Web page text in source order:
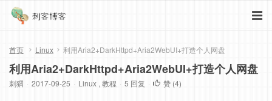
首页 Linux 利用Aria2+DarkHttpd+Aria2WebUI+打造个人网盘
利用Aria2+DarkHttpd+Aria2WebUI+打造个人网盘
刺猬 · 2017-09-25 · Linux , 教程 · 5 回复 · 赞 (4)